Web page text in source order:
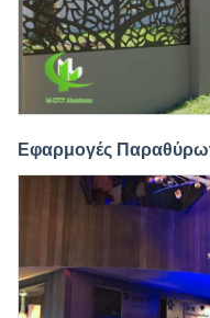
Εφαρμογές